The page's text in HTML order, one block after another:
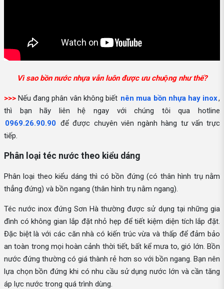
Vì sao bồn nước nhựa vẫn luôn được ưu chuộng như thế?
>>> Nếu đang phân vân không biết nên mua bồn nhựa hay inox,
thì bạn hãy liên hệ ngay với chúng tôi qua hotline
0969.26.90.90 để được chuyên viên ngành hàng tư vấn trực
tiếp.
Phân loại téc nước theo kiểu dáng
Phân loại theo kiểu dáng thì có bồn đứng (có thân hình trụ nằm
thẳng đứng) và bồn ngang (thân hình trụ nằm ngang).
Téc nước inox đứng Sơn Hà thường được sử dụng tại những gia
đình có không gian lắp đặt nhỏ hẹp để tiết kiệm diện tích lắp đặt.
Đặc biệt là với các căn nhà có kiến trúc vừa và thấp để đảm bảo
an toàn trong mọi hoàn cảnh thời tiết, bất kể mưa to, gió lớn. Bồn
nước đứng thường có giá thành rẻ hơn so với bồn ngang. Bạn nên
lựa chọn bồn đứng khi có nhu cầu sử dụng nước lớn và cần tăng
áp lực nước trong quá trình dùng.